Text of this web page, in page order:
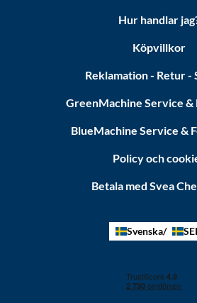
Hur handlar
Köpvillkor
Reklamation - Retur -
GreenMachine Service &
BlueMachine Service &
Policy och
Betala med Svea
Svenska